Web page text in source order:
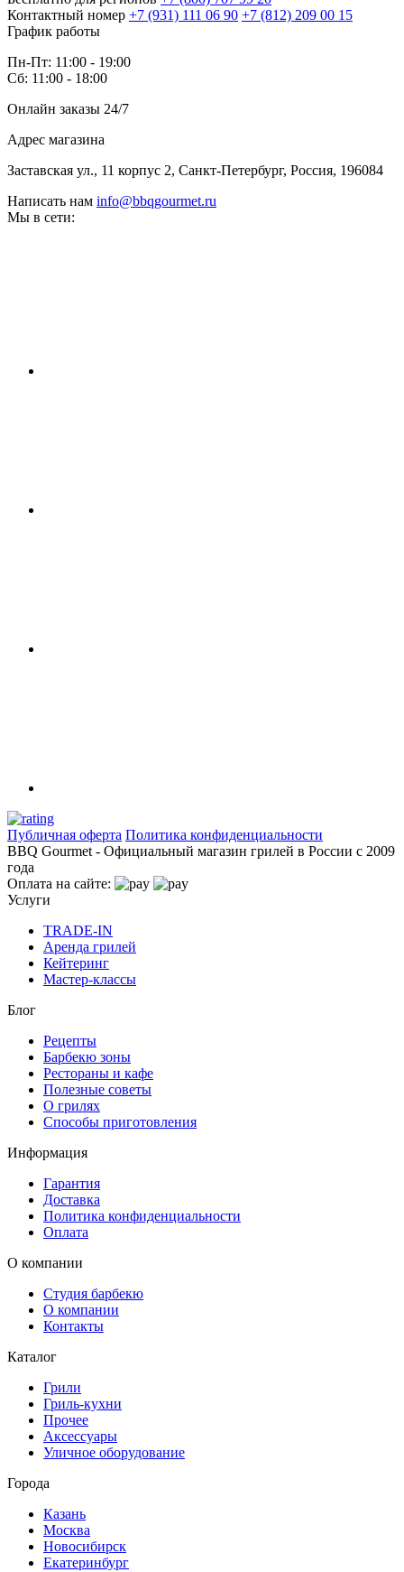
Контактный номер +7 (931) 111 06 90 +7 (812) 209 00 15
График работы
Пн-Пт: 11:00 - 19:00
Сб: 11:00 - 18:00
Онлайн заказы 24/7
Адрес магазина
Заставская ул., 11 корпус 2, Санкт-Петербург, Россия, 196084
Написать нам info@bbqgourmet.ru
Мы в сети:
Публичная оферта Политика конфиденциальности
BBQ Gourmet - Официальный магазин грилей в России с 2009
года
Оплата на сайте:
Услуги
TRADE-IN
Аренда грилей
Кейтеринг
Мастер-классы
Блог
Рецепты
Барбекю зоны
Рестораны и кафе
Полезные советы
О грилях
Способы приготовления
Информация
Гарантия
Доставка
Политика конфиденциальности
Оплата
О компании
Студия барбекю
О компании
Контакты
Каталог
Грили
Гриль-кухни
Прочее
Аксессуары
Уличное оборудование
Города
Казань
Москва
Новосибирск
Екатеринбург